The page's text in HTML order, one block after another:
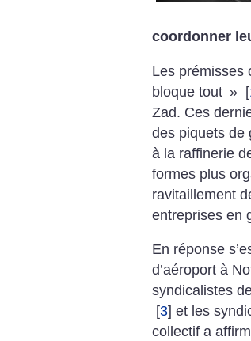
coordonner
Les prémisses
bloque tout » [
Zad. Ces
des piquets de
à la raffinerie
formes plus
ravitaillement
entreprises en
En réponse
d’aéroport à
syndicalistes
[3] et les
collectif a